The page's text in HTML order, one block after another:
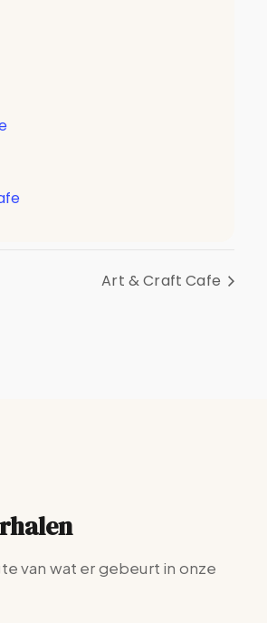
Art & Craft Cafe
van wat er gebeurt in onze